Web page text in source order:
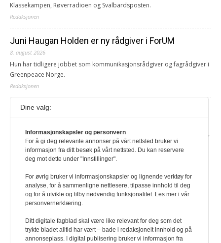
Klassekampen, Røverradioen og Svalbardsposten.
Redaksjonen
Juni Haugan Holden er ny rådgiver i ForUM
8. august 2026
Hun har tidligere jobbet som kommunikasjonsrådgiver og fagrådgiver i
Greenpeace Norge.
Redaksjonen
Journalist fra Vietnam idømt 7 års fengsel
Kommunistpartiet i Vietnam har total kontroll over alle offisielle medier,
aviser, TV- og radiokanaler. For å lese denne må du ha abonnement
Logg inn her Ny abonnent? Velg Årsabonnement, Månedsabonnement
eller 24-timers tilgang. Vi har også egne abonnementer for biblioteker
og bedrifter.
Redaksjonen
Dine valg:
Informasjonskapsler og personvern
For å gi deg relevante annonser på vårt nettsted bruker vi
informasjon fra ditt besøk på vårt nettsted. Du kan reservere
deg mot dette under "Innstillinger".
For øvrig bruker vi informasjonskapsler og lignende verktøy for
analyse, for å sammenligne nettlesere, tilpasse innhold til deg
og for å utvikle og tilby nødvendig funksjonalitet. Les mer i vår
personvernerklæring.
Ditt digitale fagblad skal være like relevant for deg som det
trykte bladet alltid har vært – bade i redaksjonelt innhold og på
annonseplass. I digital publisering bruker vi informasjon fra